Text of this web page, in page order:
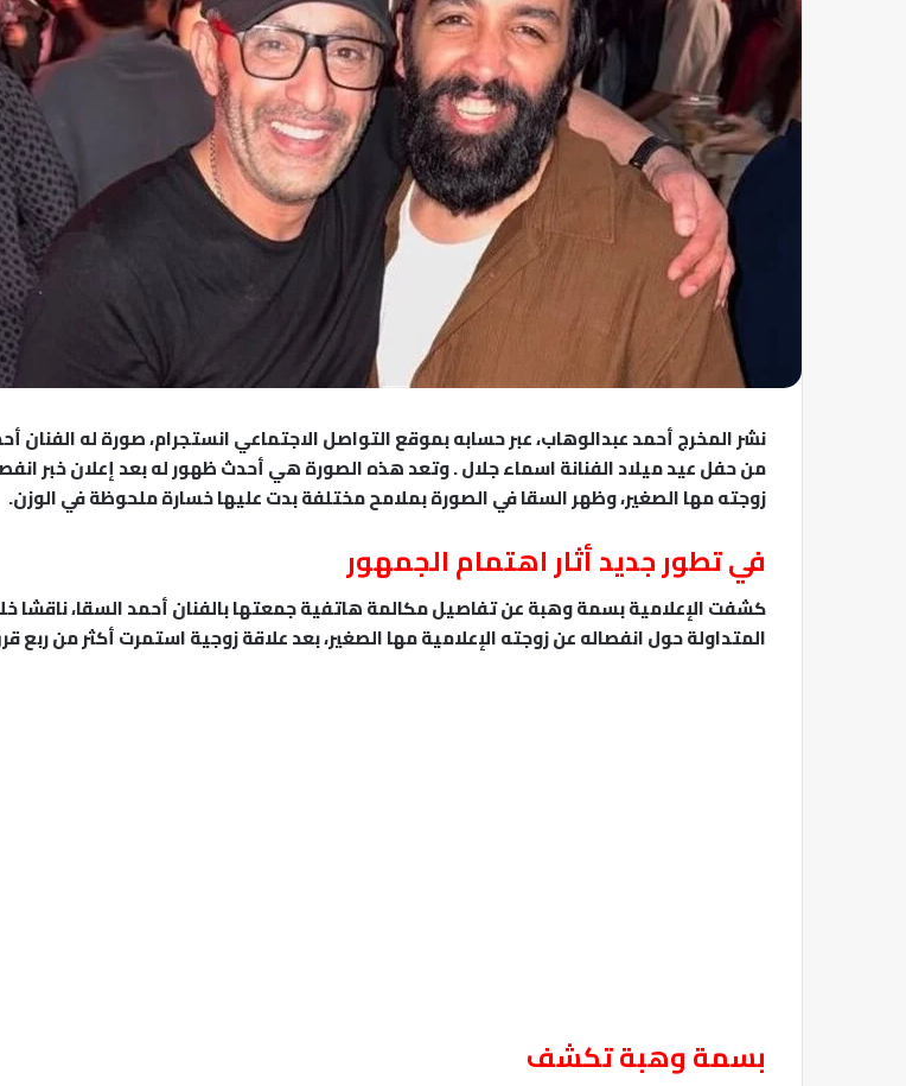
نشر المخرج أحمد عبدالوهاب، عبر حسابه بموقع التواصل الاجتماعي انستجرام، صورة له الفنان
من حفل عيد ميلاد الفنانة اسماء جلال . وتعد هذه الصورة هي أحدث ظهور له بعد إعلان خبر
زوجته مها الصغير، وظهر السقا في الصورة بملامح مختلفة بدت عليها خسارة ملحوظة في الوزن.
في تطور جديد أثار اهتمام الجمهور
كشفت الإعلامية بسمة وهبة عن تفاصيل مكالمة هاتفية جمعتها بالفنان أحمد السقا، ناقشا
المتداولة حول انفصاله عن زوجته الإعلامية مها الصغير، بعد علاقة زوجية استمرت أكثر من ربع
بسمة وهبة تكشف